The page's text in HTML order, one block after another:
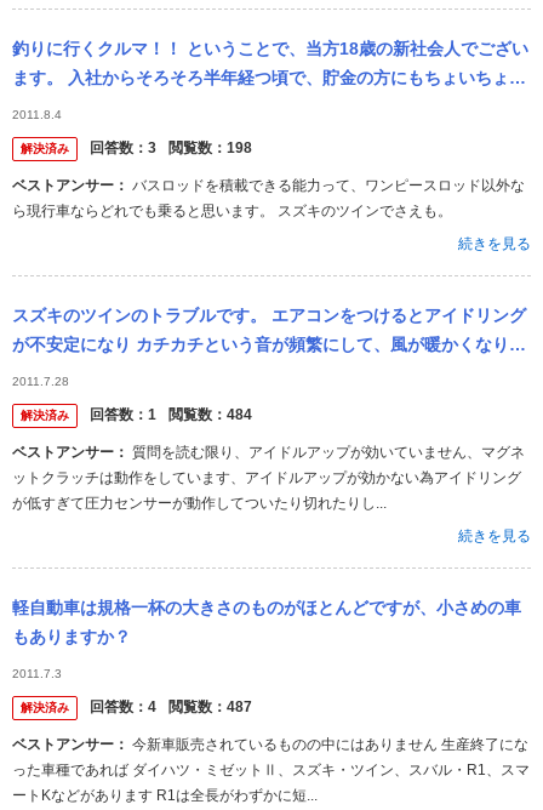
釣りに行くクルマ！！ ということで、当方18歳の新社会人でござい
ます。 入社からそろそろ半年経つ頃で、貯金の方にもちょいちょい
余裕が出てまいりました。 私は釣りをするのですが、釣り に行くに
は...
2011.8.4
解決済み 回答数： 3 閲覧数： 198
ベストアンサー：
ら現行車ならどれでも乗ると思います。 スズキのツインでさえも。
続きを見る
スズキのツインのトラブルです。 エアコンをつけるとアイドリング
が不安定になり カチカチという音が頻繁にして、風が暖かくなりま
す。 （エアコンをつけずに送風しているのと同じ温度の風がでま
す） 風...
2011.7.28
解決済み 回答数： 1 閲覧数： 484
ベストアンサー：
ットクラッチは動作をしています、アイドルアップが効かない為アイドリング
が低すぎて圧力センサーが動作してついたり切れたりし...
続きを見る
軽自動車は規格一杯の大きさのものがほとんどですが、小さめの車
もありますか？
2011.7.3
解決済み 回答数： 4 閲覧数： 487
ベストアンサー：
った車種であれば ダイハツ・ミゼットⅡ、スズキ・ツイン、スバル・R1、スマ
ートKなどがあります R1は全長がわずかに短...